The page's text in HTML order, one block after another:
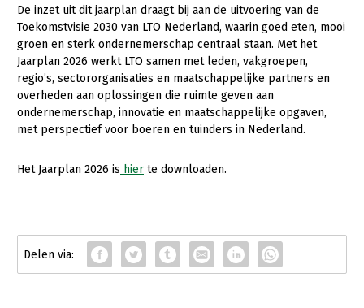
Konijnenhouderij
Melkveehouderij
Paardenhouderij
Pluimveehouderij
Schapenhouderij
Bollenteelt
Bomen, vaste planten en zomerbloemen
Fruitteelt
Glastuinbouw
Paddenstoelen
Vrouw en Bedrijf
Nieuws
Nieuwsabonnement
Webinars
Over LTO
Mensen
Medewerkers
Vakgroepbestuurders
Vacatures
De inzet uit dit jaarplan draagt bij aan de uitvoering van de
Toekomstvisie 2030 van LTO Nederland, waarin goed eten, mooi
groen en sterk ondernemerschap centraal staan. Met het
Jaarplan 2026 werkt LTO samen met leden, vakgroepen,
regio’s, sectororganisaties en maatschappelijke partners en
overheden aan oplossingen die ruimte geven aan
ondernemerschap, innovatie en maatschappelijke opgaven,
met perspectief voor boeren en tuinders in Nederland.
Het Jaarplan 2026 is hier te downloaden.